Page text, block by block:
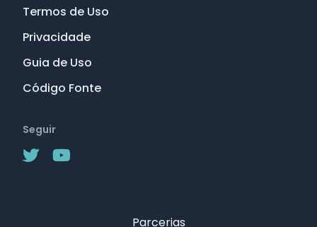
Termos de Uso
Privacidade
Guia de Uso
Código Fonte
Seguir
Parcerias